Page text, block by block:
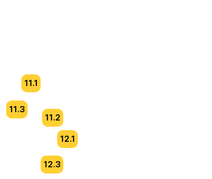
11.3
11.1
11.2
12.1
12.3